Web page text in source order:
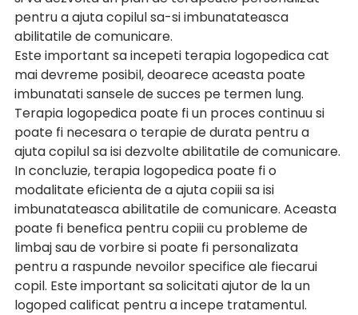
pentru a ajuta copilul sa-si imbunatateasca
abilitatile de comunicare.
Este important sa incepeti terapia logopedica cat
mai devreme posibil, deoarece aceasta poate
imbunatati sansele de succes pe termen lung.
Terapia logopedica poate fi un proces continuu si
poate fi necesara o terapie de durata pentru a
ajuta copilul sa isi dezvolte abilitatile de comunicare.
In concluzie, terapia logopedica poate fi o
modalitate eficienta de a ajuta copiii sa isi
imbunatateasca abilitatile de comunicare. Aceasta
poate fi benefica pentru copiii cu probleme de
limbaj sau de vorbire si poate fi personalizata
pentru a raspunde nevoilor specifice ale fiecarui
copil. Este important sa solicitati ajutor de la un
logoped calificat pentru a incepe tratamentul.